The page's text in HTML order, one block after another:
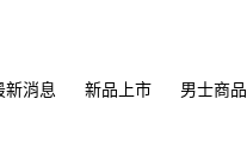
新消息 新品上市 男士商品